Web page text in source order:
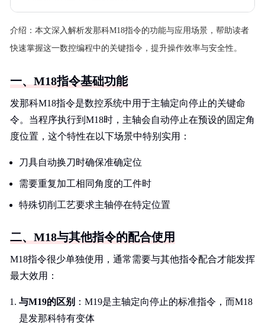
介绍： 本文深入解析发那科M18指令的功能与应用场景，帮助读者
快速掌握这一数控编程中的关键指令，提升操作效率与安全性。
一、M18指令基础功能
发那科M18指令是数控系统中用于主轴定向停止的关键命
令。当程序执行到M18时，主轴会自动停止在预设的固定角
度位置，这个特性在以下场景中特别实用：
刀具自动换刀时确保准确定位
需要重复加工相同角度的工件时
特殊切削工艺要求主轴停在特定位置
二、M18与其他指令的配合使用
M18指令很少单独使用，通常需要与其他指令配合才能发挥
最大效用：
与M19的区别 ：M19是主轴定向停止的标准指令，而M18
是发那科特有变体